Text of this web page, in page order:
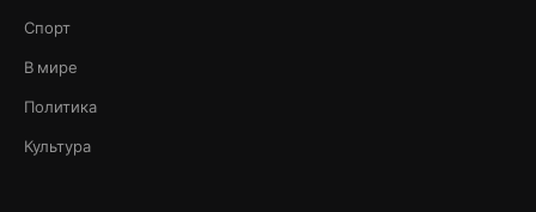
Спорт
В мире
Политика
Культура